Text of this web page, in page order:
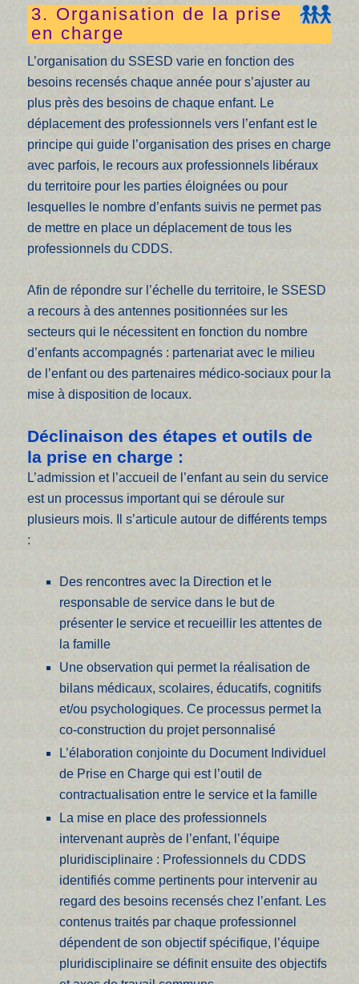
3. Organisation de la prise
en charge
L’organisation du SSESD varie en fonction des
besoins recensés chaque année pour s’ajuster au
plus près des besoins de chaque enfant. Le
déplacement des professionnels vers l’enfant est le
principe qui guide l’organisation des prises en charge
avec parfois, le recours aux professionnels libéraux
du territoire pour les parties éloignées ou pour
lesquelles le nombre d’enfants suivis ne permet pas
de mettre en place un déplacement de tous les
professionnels du CDDS.
Afin de répondre sur l’échelle du territoire, le SSESD
a recours à des antennes positionnées sur les
secteurs qui le nécessitent en fonction du nombre
d’enfants accompagnés : partenariat avec le milieu
de l’enfant ou des partenaires médico-sociaux pour la
mise à disposition de locaux.
Déclinaison des étapes et outils de
la prise en charge :
L’admission et l’accueil de l’enfant au sein du service
est un processus important qui se déroule sur
plusieurs mois. Il s’articule autour de différents temps
:
Des rencontres avec la Direction et le
responsable de service dans le but de
présenter le service et recueillir les attentes de
la famille
Une observation qui permet la réalisation de
bilans médicaux, scolaires, éducatifs, cognitifs
et/ou psychologiques. Ce processus permet la
co-construction du projet personnalisé
L’élaboration conjointe du Document Individuel
de Prise en Charge qui est l’outil de
contractualisation entre le service et la famille
La mise en place des professionnels
intervenant auprès de l’enfant, l’équipe
pluridisciplinaire : Professionnels du CDDS
identifiés comme pertinents pour intervenir au
regard des besoins recensés chez l’enfant. Les
contenus traités par chaque professionnel
dépendent de son objectif spécifique, l’équipe
pluridisciplinaire se définit ensuite des objectifs